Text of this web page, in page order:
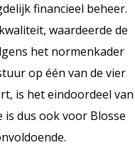
financieel beheer.
waardeerde de
het normenkader
op één van de vier
is het eindoordeel van
is dus ook voor Blosse